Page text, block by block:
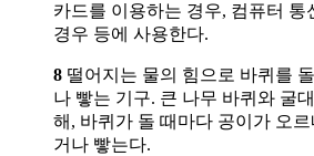
카드를 이용하는 경우, 컴퓨터 통
경우 등에 사용한다.
8 떨어지는 물의 힘으로 바퀴를
나 빻는 기구. 큰 나무 바퀴와 굴
해, 바퀴가 돌 때마다 공이가 오
거나 빻는다.